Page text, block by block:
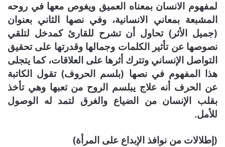
لمفهوم الانسان بمعناه العميق ويغوص معها في روحه
المشبعة بمعاني الانسانية، وفي نصها الثاني بعنوان
(جميل الأثر) تحاول أن تشرح للقارئ كمدخل لتلقي
نصوصها عن تأثير الكلمات وجمالها وقدرتها على تحقيق
التواصل الإنساني وتترك أثرها على العلاقات، كما يتجلى
هذا المفهوم في نصها (بلسم الحروف) تقول الكاتبة
عن الحرف أنه علاج يبلسم الروح من تعبها وهي تأخذ
بقلب الإنسان من الضياع والغرق لتمد له الوصول
للأمل.
(إطلالات من نوافذ الإبداع على المرأة)